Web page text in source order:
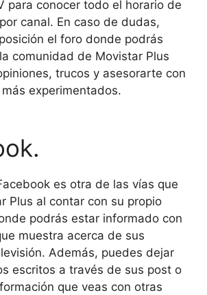
para conocer todo el horario de
canal. En caso de dudas,
el foro donde podrás
comunidad de Movistar Plus
trucos y asesorarte con
experimentados.
es otra de las vías que
Plus al contar con su propio
podrás estar informado con
muestra acerca de sus
Además, puedes dejar
escritos a través de sus post o
que veas con otras